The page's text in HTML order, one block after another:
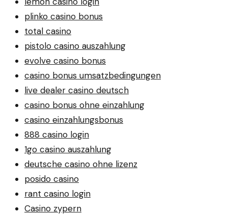
plinko casino bonus
total casino
pistolo casino auszahlung
evolve casino bonus
casino bonus umsatzbedingungen
live dealer casino deutsch
casino bonus ohne einzahlung
casino einzahlungsbonus
888 casino login
1go casino auszahlung
deutsche casino ohne lizenz
posido casino
rant casino login
Casino zypern